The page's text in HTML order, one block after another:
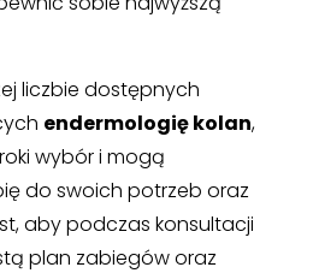
liczbie dostępnych
endermologię kolan,
wybór i mogą
do swoich potrzeb oraz
aby podczas konsultacji
plan zabiegów oraz